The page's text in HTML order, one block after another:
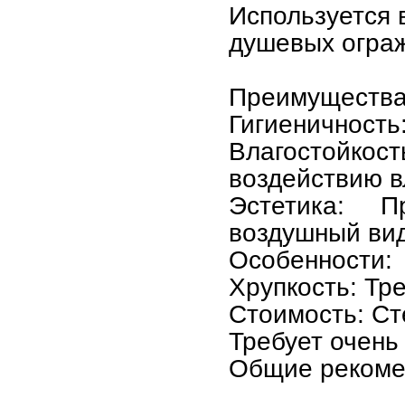
душевых
воздействию
Эстетика:
воздушный
Особенности:
Хрупкость:
Стоимость:
Требует
Общие